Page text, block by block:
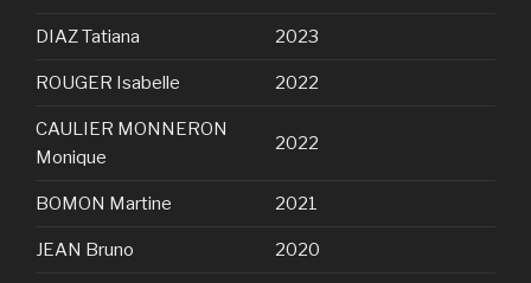
DIAZ Tatiana 2023
ROUGER Isabelle 2022
CAULIER MONNERON
Monique
2022
BOMON Martine 2021
JEAN Bruno 2020